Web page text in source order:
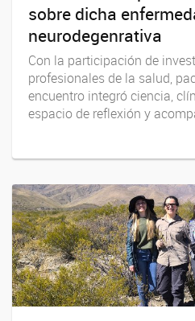
sobre dicha
neurodegenrativa
Con la participación de
profesionales de la salud,
encuentro integró ciencia,
espacio de reflexión y